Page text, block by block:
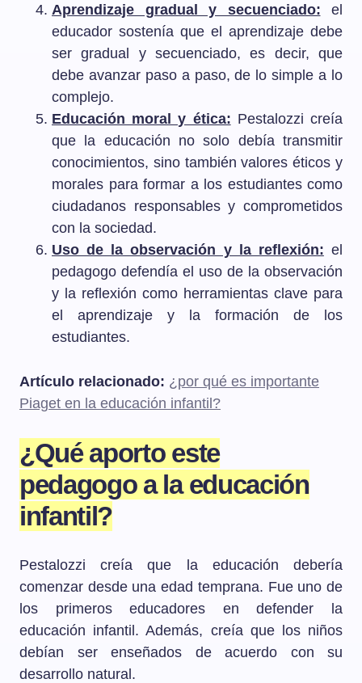
Aprendizaje gradual y secuenciado: el
educador sostenía que el aprendizaje debe
ser gradual y secuenciado, es decir, que
debe avanzar paso a paso, de lo simple a lo
complejo.
Educación moral y ética: Pestalozzi creía
que la educación no solo debía transmitir
conocimientos, sino también valores éticos y
morales para formar a los estudiantes como
ciudadanos responsables y comprometidos
con la sociedad.
Uso de la observación y la reflexión: el
pedagogo defendía el uso de la observación
y la reflexión como herramientas clave para
el aprendizaje y la formación de los
estudiantes.
Artículo relacionado: ¿por qué es importante
Piaget en la educación infantil?
¿Qué aporto este
pedagogo a la educación
infantil?
Pestalozzi creía que la educación debería
comenzar desde una edad temprana. Fue uno de
los primeros educadores en defender la
educación infantil. Además, creía que los niños
debían ser enseñados de acuerdo con su
desarrollo natural.